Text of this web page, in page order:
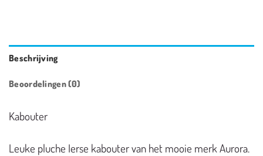
Beschrijving
Beoordelingen (0)
Kabouter
Leuke pluche Ierse kabouter van het mooie merk Aurora.